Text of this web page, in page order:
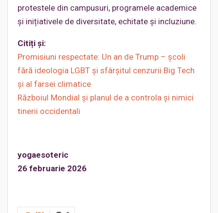
protestele din campusuri, programele academice
și inițiativele de diversitate, echitate și incluziune.
Citiți și:
Promisiuni respectate: Un an de Trump – școli
fără ideologia LGBT și sfârșitul cenzurii Big Tech
și al farsei climatice
Războiul Mondial și planul de a controla și nimici
tinerii occidentali
yogaesoteric
26 februarie 2026